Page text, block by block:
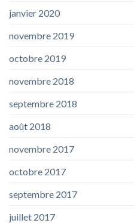
janvier 2020
novembre 2019
octobre 2019
novembre 2018
septembre 2018
août 2018
novembre 2017
octobre 2017
septembre 2017
juillet 2017